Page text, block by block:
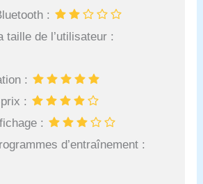
:
taille de l’utilisateur :
:
:
:
d’entraînement :